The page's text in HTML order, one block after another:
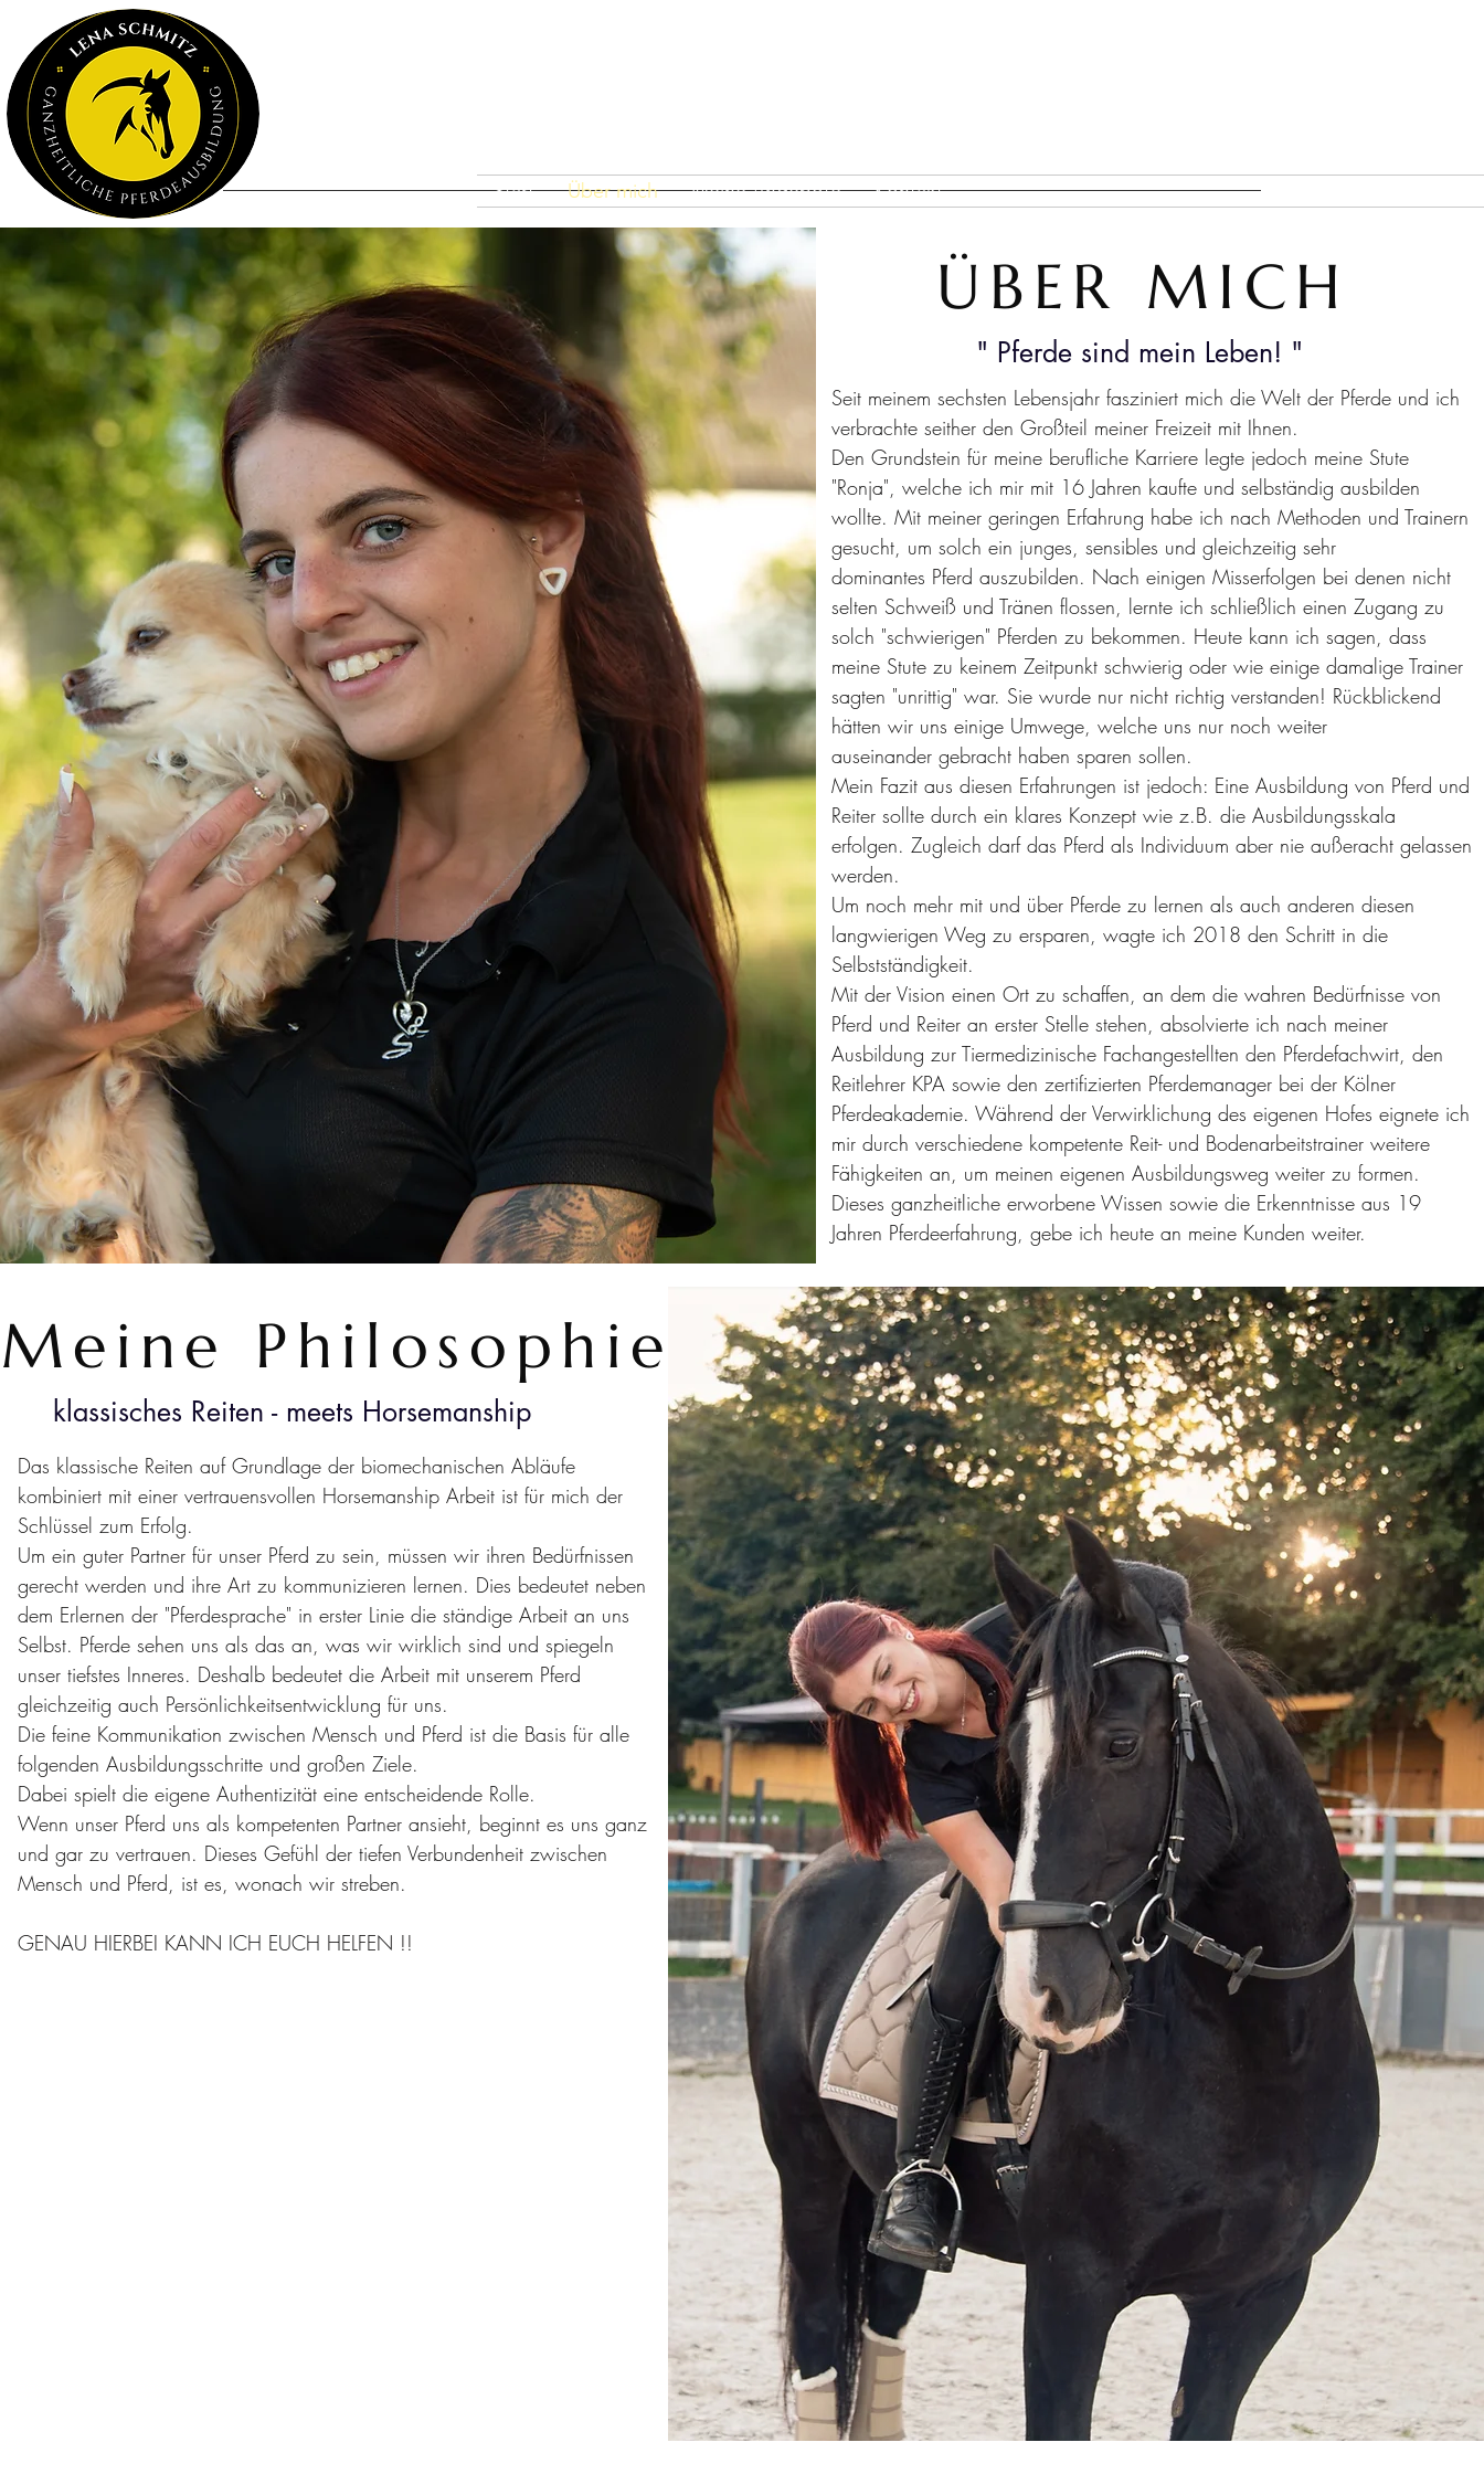
Start Über mich Meine Angebote Kontakt
ÜBER MICH
" Pferde sind mein Leben! "
Seit meinem sechsten Lebensjahr fasziniert mich die Welt der Pferde und ich
verbrachte seither den Großteil meiner Freizeit mit Ihnen.
Den Grundstein für meine berufliche Karriere legte jedoch meine Stute
"Ronja", welche ich mir mit 16 Jahren kaufte und selbständig ausbilden
wollte. Mit meiner geringen Erfahrung habe ich nach Methoden und Trainern
gesucht, um solch ein junges, sensibles und gleichzeitig sehr
dominantes Pferd auszubilden. Nach einigen Misserfolgen bei denen nicht
selten Schweiß und Tränen flossen, lernte ich schließlich einen Zugang zu
solch "schwierigen" Pferden zu bekommen. Heute kann ich sagen, dass
meine Stute zu keinem Zeitpunktschwierig oder wie einige damalige Trainer
sagten "unrittig" war. Sie wurde nur nicht richtig verstanden! Rückblickend
hätten wir uns einige Umwege, welche uns nur noch weiter
auseinander gebracht haben sparen sollen.
Mein Fazit aus diesen Erfahrungen ist jedoch: Eine Ausbildung von Pferd und
Reiter sollte durch ein klares Konzept wie z.B. die Ausbildungsskala
erfolgen. Zugleich darf das Pferd als Individuum aber nie außeracht gelassen
werden.
Um noch mehr mit und über Pferde zu lernen als auch anderen diesen
langwierigen Weg zu ersparen, wagte ich 2018 den Schritt in die
Selbstständigkeit.
Mit der Vision einen Ort zu schaffen, an dem die wahren Bedürfnisse von
Pferd und Reiter an erster Stelle stehen, absolvierte ich nach meiner
Ausbildung zur Tiermedizinische Fachangestellten den Pferdefachwirt, den
Reitlehrer KPA sowie den zertifizierten Pferdemanager bei der Kölner
Pferdeakademie. Während der Verwirklichung des eigenen Hofes eignete ich
mir durch verschiedene kompetente Reit- und Bodenarbeitstrainer weitere
Fähigkeiten an, um meinen eigenen Ausbildungsweg weiter zu formen.
Dieses ganzheitliche erworbene Wissen sowie die Erkenntnisse aus 19
Jahren Pferdeerfahrung, gebe ich heute an meine Kunden weiter.
Meine Philosophie
klassisches Reiten - meets Horsemanship
Das klassische Reiten auf Grundlage der biomechanischen Abläufe
kombiniert mit einer vertrauensvollen Horsemanship Arbeit ist für mich der
Schlüssel zum Erfolg.
Um ein guter Partner für unser Pferd zu sein, müssen wir ihren Bedürfnissen
gerecht werden und ihre Art zu kommunizieren lernen. Dies bedeutet neben
dem Erlernen der "Pferdesprache" in erster Linie die ständige Arbeit an uns
Selbst. Pferde sehen uns als das an, was wir wirklich sind und spiegeln
unser tiefstes Inneres. Deshalb bedeutet die Arbeit mit unserem Pferd
gleichzeitig auch Persönlichkeitsentwicklung für uns.
Die feine Kommunikation zwischen Mensch und Pferd ist die Basis für alle
folgenden Ausbildungsschritte und großen Ziele.
Dabei spielt die eigene Authentizität eine entscheidende Rolle.
Wenn unser Pferd uns als kompetenten Partner ansieht, beginnt es uns ganz
und gar zu vertrauen. Dieses Gefühl der tiefen Verbundenheit zwischen
Mensch und Pferd, ist es, wonach wir streben.
GENAU HIERBEI KANN ICH EUCH HELFEN !!